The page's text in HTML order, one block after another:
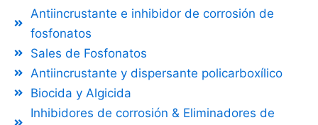
Antiincrustante e inhibidor de corrosión de
fosfonatos
Sales de Fosfonatos
Antiincrustante y dispersante policarboxílico
Biocida y Algicida
Inhibidores de corrosión & Eliminadores de